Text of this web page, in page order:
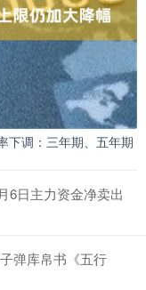
下调：三年期、五年期
6日主力资金净卖出
弹库帛书《五行